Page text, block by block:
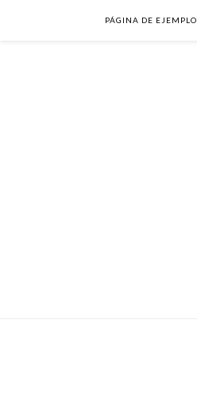
PÁGINA DE EJEMPLO